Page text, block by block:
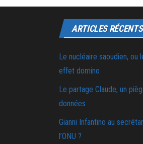
ARTICLES RÉCENTS
Le nucléaire saoudien, ou
effet domino
Le partage Claude, un
données
Gianni Infantino au
l’ONU ?